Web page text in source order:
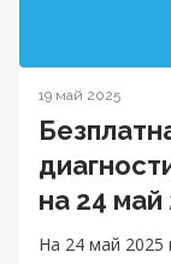
19 май 2025
на 24 май
На 24 май 2025